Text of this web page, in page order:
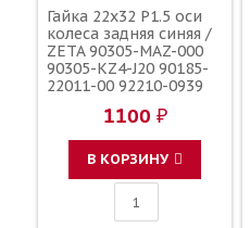
Гайка 22x32 P1.5 оси
колеса задняя синяя /
ZETA 90305-MAZ-000
90305-KZ4-J20 90185-
22011-00 92210-0939
1100 ₽
В КОРЗИНУ